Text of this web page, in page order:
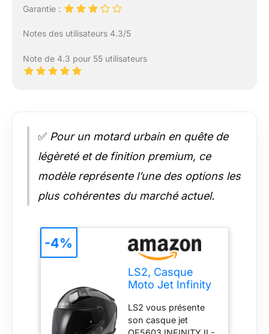
Garantie :
Notes des utilisateurs 4.3/5
Note de 4.3 pour 55 utilisateurs
✅ Pour un motard urbain en quête de
légèreté et de finition premium, ce
modèle représente l’une des options les
plus cohérentes du marché actuel.
LS2, Casque
Moto Jet Infinity
Carbon, M
LS2 vous présente
son casque jet
-4%